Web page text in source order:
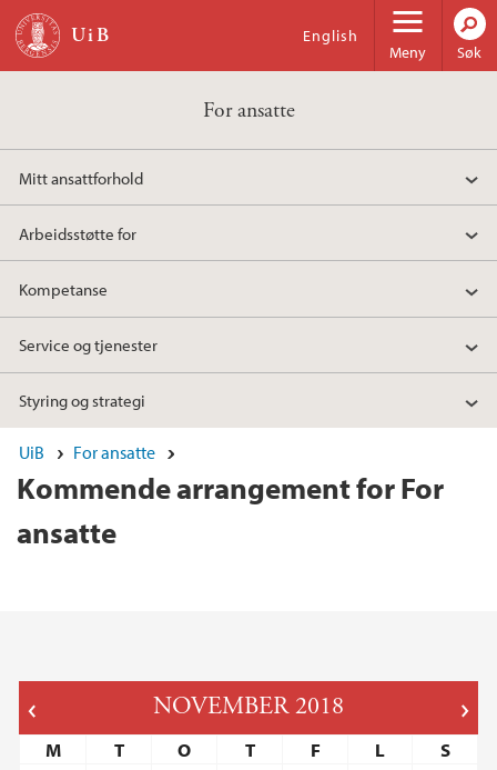
Hopp til hovedinnhold
Meny
English
Søk
For ansatte
Mitt ansattforhold
Arbeidsstøtte for
Kompetanse
Service og tjenester
Styring og strategi
UiB For ansatte
Kommende arrangement for For
ansatte
NOVEMBER 2018
M T O T F L S